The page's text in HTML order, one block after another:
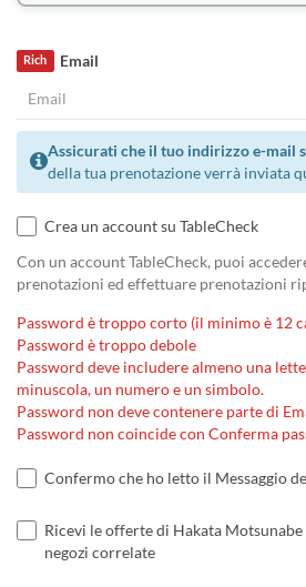
Email
Rich
Assicurati che il tuo indirizzo e-mail
della tua prenotazione verrà inviata
Crea un account su TableCheck
Con un account TableCheck, puoi
prenotazioni ed effettuare prenotazioni
Password è troppo corto (il minimo è 12
Password è troppo debole
Password deve includere almeno una
minuscola, un numero e un simbolo.
Password non deve contenere parte di
Password non coincide con Conferma
Confermo che ho letto il Messaggio
Ricevi le offerte di Hakata
negozi correlate